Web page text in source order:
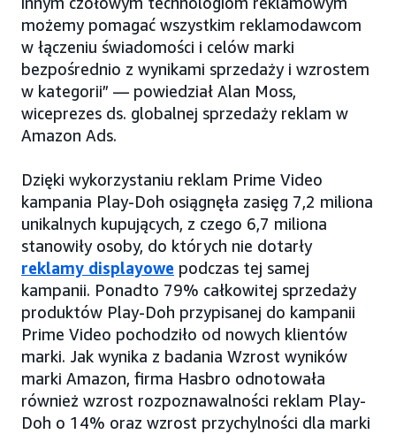
możemy pomagać wszystkim reklamodawcom
w łączeniu świadomości i celów marki
bezpośrednio z wynikami sprzedaży i wzrostem
w kategorii” — powiedział Alan Moss,
wiceprezes ds. globalnej sprzedaży reklam w
Amazon Ads.
Dzięki wykorzystaniu reklam Prime Video
kampania Play-Doh osiągnęła zasięg 7,2 miliona
unikalnych kupujących, z czego 6,7 miliona
stanowiły osoby, do których nie dotarły
reklamy displayowe podczas tej samej
kampanii. Ponadto 79% całkowitej sprzedaży
produktów Play-Doh przypisanej do kampanii
Prime Video pochodziło od nowych klientów
marki. Jak wynika z badania Wzrost wyników
marki Amazon, firma Hasbro odnotowała
również wzrost rozpoznawalności reklam Play-
Doh o 14% oraz wzrost przychylności dla marki